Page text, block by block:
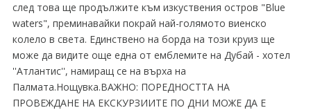
след това ще продължите към изкуствения остров "Blue
waters", преминавайки покрай най-голямото виенско
колело в света. Единствено на борда на този круиз ще
може да видите още една от емблемите на Дубай - хотел
''Атлантис'', намиращ се на върха на
Палмата.Нощувка.ВАЖНО: ПОРЕДНОСТТА НА
ПРОВЕЖДАНЕ НА ЕКСКУРЗИИТЕ ПО ДНИ МОЖЕ ДА Е